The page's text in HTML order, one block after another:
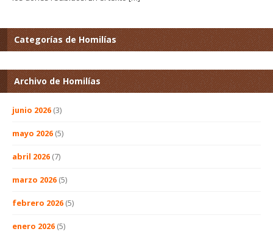
Categorías de Homilías
Archivo de Homilías
junio 2026 (3)
mayo 2026 (5)
abril 2026 (7)
marzo 2026 (5)
febrero 2026 (5)
enero 2026 (5)